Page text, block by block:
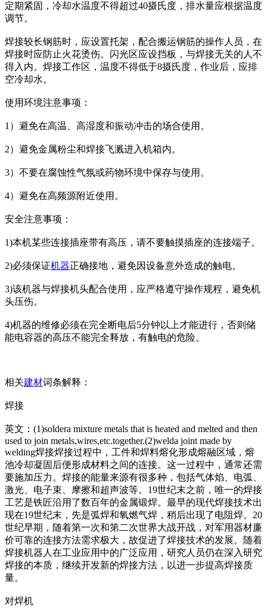
定期紧固，冷却水温度不得超过40摄氏度，排水量应根据温度
调节。
焊接较长钢筋时，应设置托架，配合搬运钢筋的操作人员，在
焊接时应防止火花烫伤。闪光区应设挡板，与焊接无关的人不
得入内。焊接工作区，温度不得低于8摄氏度，作业后，应排
空冷却水。
使用环境注意事项：
1）避免在高温、高湿度和振动冲击的场合使用。
2）避免金属粉尘和焊接飞溅进入机箱内。
3）不要在腐蚀性气氛或药物环境中保存与使用。
4）避免在高频源附近使用。
安全注意事项：
1)本机某些连接插座带有高压，请不要触摸插座的连接端子。
2)必须保证机器正确接地，避免因设备意外造成的触电。
3)该机器与焊接机头配合使用，应严格遵守操作规程，避免机
头压伤。
4)机器的维修必须在完全断电后5分钟以上才能进行，否则储
能电容器的高压不能完全释放，有触电的危险。
相关建材词条解释：
焊接
英文：(1)soldera mixture metals that is heated and melted and then
used to join metals,wires,etc.together.(2)welda joint made by
welding焊接焊接过程中，工件和焊料熔化形成熔融区域，熔
池冷却凝固后便形成材料之间的连接。这一过程中，通常还需
要施加压力。焊接的能量来源有很多种，包括气体焰、电弧、
激光、电子束、摩擦和超声波等。19世纪末之前，唯一的焊接
工艺是铁匠沿用了数百年的金属锻焊。最早的现代焊接技术出
现在19世纪末，先是弧焊和氧燃气焊，稍后出现了电阻焊。20
世纪早期，随着第一次和第二次世界大战开战，对军用器材廉
价可靠的连接方法需求极大，故促进了焊接技术的发展。随着
焊接机器人在工业应用中的广泛应用，研究人员仍在深入研究
焊接的本质，继续开发新的焊接方法，以进一步提高焊接质
量。
对焊机